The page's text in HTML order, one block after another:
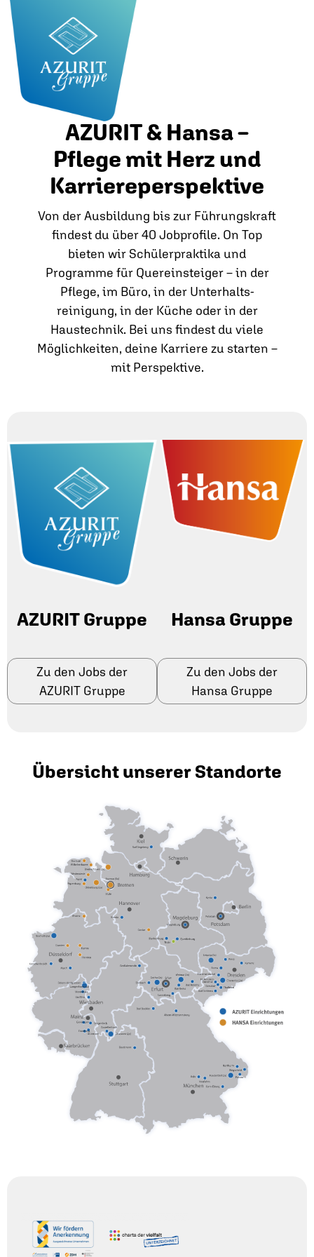
AZURIT & Hansa –
Pflege mit Herz und
Karriereperspektive
Von der Ausbildung bis zur Führungskraft
findest du über 40 Jobprofile. On Top
bieten wir Schülerpraktika und
Programme für Quereinsteiger – in der
Pflege, im Büro, in der Unterhalts­
reinigung, in der Küche oder in der
Haustechnik. Bei uns findest du viele
Möglichkeiten, deine Karriere zu starten –
mit Perspektive.
AZURIT Gruppe
Zu den Jobs der
AZURIT Gruppe
Hansa Gruppe
Zu den Jobs der
Hansa Gruppe
Übersicht unserer Standorte